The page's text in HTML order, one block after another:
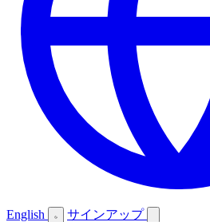
English サインアップ